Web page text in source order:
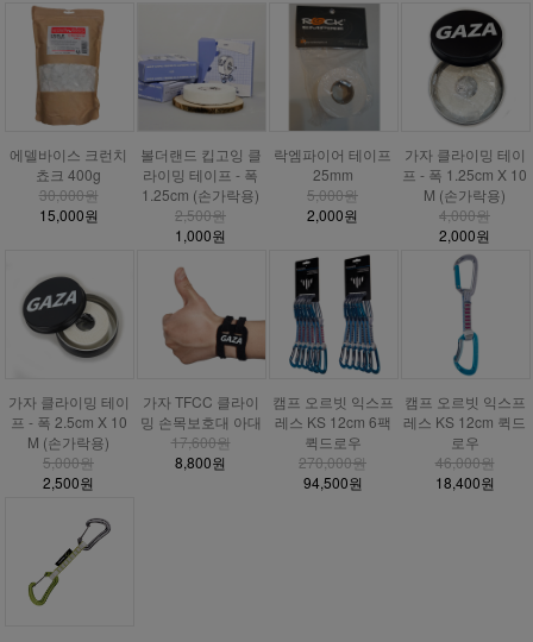
에델바이스 크런치
쵸크 400g
30,000원
15,000원
볼더랜드 킵고잉 클
라이밍 테이프 - 폭
1.25cm (손가락용)
2,500원
1,000원
락엠파이어 테이프
25mm
5,000원
2,000원
가자 클라이밍 테이
프 - 폭 1.25cm X 10
M (손가락용)
4,000원
2,000원
가자 클라이밍 테이
프 - 폭 2.5cm X 10
M (손가락용)
5,000원
2,500원
가자 TFCC 클라이
밍 손목보호대 아대
17,600원
8,800원
캠프 오르빗 익스프
레스 KS 12cm 6팩
퀵드로우
270,000원
94,500원
캠프 오르빗 익스프
레스 KS 12cm 퀵드
로우
46,000원
18,400원